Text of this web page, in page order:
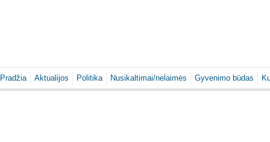
Pradžia Aktualijos Politika Nusikaltimai/nelaimės Gyvenimo būdas